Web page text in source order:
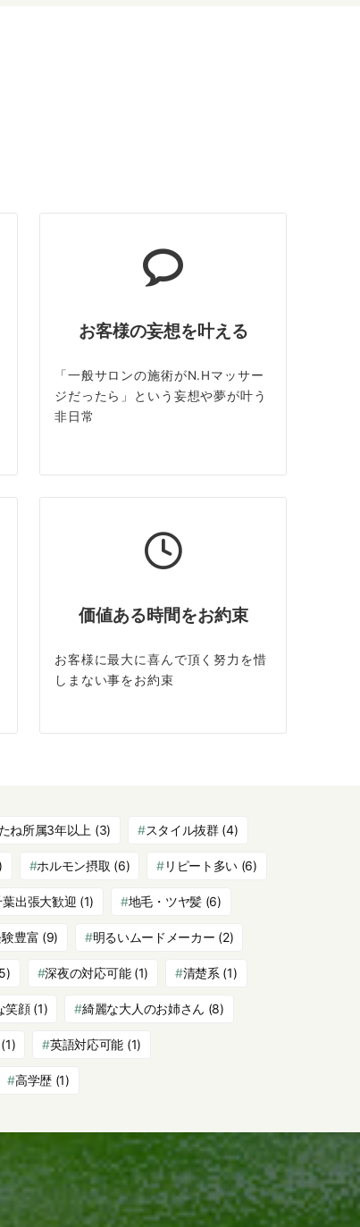
お客様の妄想を叶える
「一般サロンの施術がN.Hマッサー
ジだったら」という妄想や夢が叶う
非日常
価値ある時間をお約束
お客様に最大に喜んで頂く努力を惜
しまない事をお約束
ね所属3年以上 (3) スタイル抜群(4)
ホルモン摂取 (6) リピート多い (6)
葉出張大歓迎 (1) 地毛・ツヤ髪(6)
豊富 (9) 明るいムードメーカー (2)
深夜の対応可能(1) 清楚系 (1)
笑顔(1) 綺麗な大人のお姉さん (8)
(1) 英語対応可能 (1)
高学歴 (1)